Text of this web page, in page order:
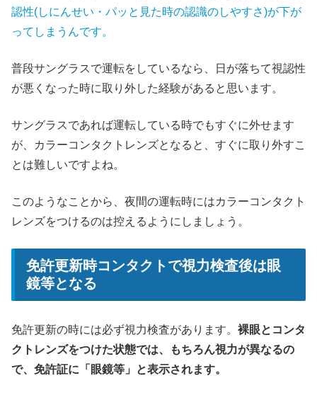
認性(しにんせい・パッと見た時の認識のしやすさ)が下が
ってしまうんです。
普段サングラスで運転をしているなら、日が落ちて視認性
が悪くなった時に取り外した経験があると思います。
サングラスであれば運転している時でもすぐに外せます
が、カラーコンタクトレンズとなると、すぐに取り外すこ
とは難しいですよね。
このようなことから、夜間の運転時にはカラーコンタクト
レンズをつけるのは控えるようにしましょう。
免許更新時コンタクトで視力検査後は眼
鏡等となる
免許更新の時には必ず視力検査があります。 裸眼とコンタ
クトレンズをつけた状態では、もちろん視力が異なるの
で、免許証に「眼鏡等」と表示されます。